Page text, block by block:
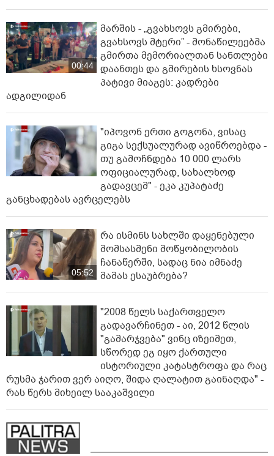
00:44
მარშის - „გვახსოვს გმირები,
გვახსოვს მტერი” - მონაწილეებმა
გმირთა მემორიალთან სანთლები
დაანთეს და გმირების ხსოვნას
პატივი მიაგეს: კადრები
ადგილიდან
"იპოვონ ერთი გოგონა, ვისაც
გიგა სექსუალურად ავიწროებდა -
თუ გამოჩნდება 10 000 ლარს
ოფიციალურად, სახალხოდ
გადავცემ" - ეკა კუპატაძე
განცხადებას ავრცელებს
05:52
რა ისმინს სახლში დაყენებული
მომსასმენი მოწყობილობის
ჩანაწერში, სადაც ნია იმნაძე
მამას ესაუბრება?
"2008 წელს საქართველო
გადავარჩინეთ - აი, 2012 წლის
"გამარჯვება" ვინც იზეიმეთ,
სწორედ ეგ იყო ქართული
ისტორიული კატასტროფა და რაც
რუსმა ჯარით ვერ აიღო, შიდა ღალატით გაინაღდა" -
რას წერს მიხეილ სააკაშვილი